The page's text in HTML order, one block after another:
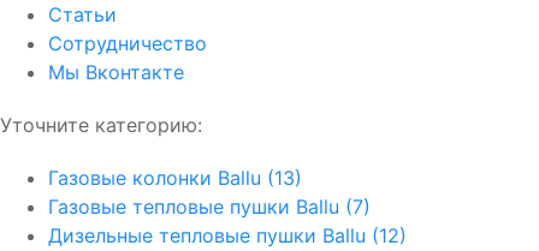
Статьи
Сотрудничество
Мы Вконтакте
Уточните категорию:
Газовые колонки Ballu (13)
Газовые тепловые пушки Ballu (7)
Дизельные тепловые пушки Ballu (12)